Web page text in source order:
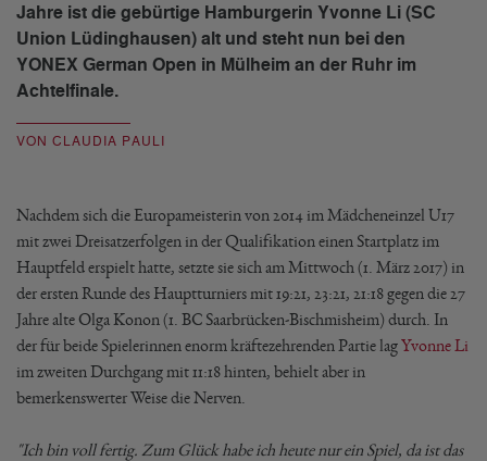
Jahre ist die gebürtige Hamburgerin Yvonne Li (SC
Union Lüdinghausen) alt und steht nun bei den
YONEX German Open in Mülheim an der Ruhr im
Achtelfinale.
VON CLAUDIA PAULI
Nachdem sich die Europameisterin von 2014 im Mädcheneinzel U17
mit zwei Dreisatzerfolgen in der Qualifikation einen Startplatz im
Hauptfeld erspielt hatte, setzte sie sich am Mittwoch (1. März 2017) in
der ersten Runde des Hauptturniers mit 19:21, 23:21, 21:18 gegen die 27
Jahre alte Olga Konon (1. BC Saarbrücken-Bischmisheim) durch. In
der für beide Spielerinnen enorm kräftezehrenden Partie lagYvonne Li
im zweiten Durchgang mit 11:18 hinten, behielt aber in
bemerkenswerter Weise die Nerven.
"Ich bin voll fertig. Zum Glück habe ich heute nur ein Spiel, da ist das